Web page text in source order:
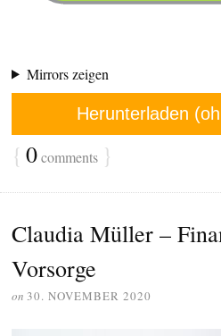
Mirrors zeigen
Herunterladen
{ 0comments }
Claudia Müller –
Vorsorge
on 30. NOVEMBER 2020